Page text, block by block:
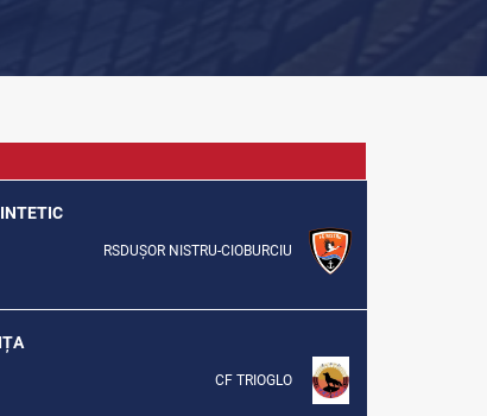
RSDUȘOR NISTRU-CIOBURCIU
CF TRIOGLO